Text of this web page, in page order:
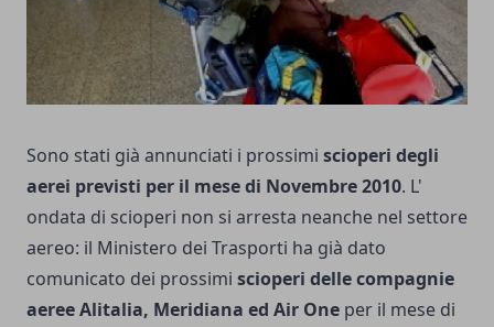
Sono stati già annunciati i prossimi scioperi degli
aerei previsti per il mese di Novembre 2010. L'
ondata di scioperi non si arresta neanche nel settore
aereo: il Ministero dei Trasporti ha già dato
comunicato dei prossimi scioperi delle compagnie
aeree Alitalia, Meridiana ed Air One per il mese di